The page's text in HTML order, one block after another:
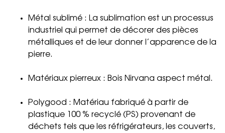
Métal sublimé : La sublimation est un processus
industriel qui permet de décorer des pièces
métalliques et de leur donner l’apparence de la
pierre.
Matériaux pierreux : Bois Nirvana aspect métal.
Polygood : Matériau fabriqué à partir de
plastique 100 % recyclé (PS) provenant de
déchets tels que les réfrigérateurs, les couverts,